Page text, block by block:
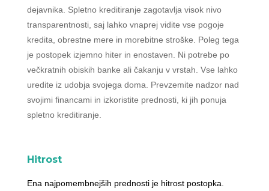
dejavnika. Spletno kreditiranje zagotavlja visok nivo
transparentnosti, saj lahko vnaprej vidite vse pogoje
kredita, obrestne mere in morebitne stroške. Poleg tega
je postopek izjemno hiter in enostaven. Ni potrebe po
večkratnih obiskih banke ali čakanju v vrstah. Vse lahko
uredite iz udobja svojega doma. Prevzemite nadzor nad
svojimi financami in izkoristite prednosti, ki jih ponuja
spletno kreditiranje.
Hitrost
Ena najpomembnejših prednosti je hitrost postopka.